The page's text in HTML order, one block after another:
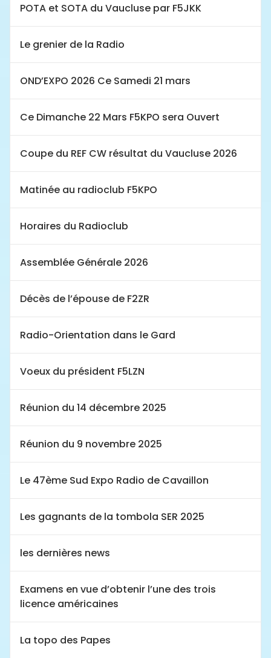
POTA et SOTA du Vaucluse par F5JKK
Le grenier de la Radio
OND’EXPO 2026 Ce Samedi 21 mars
Ce Dimanche 22 Mars F5KPO sera Ouvert
Coupe du REF CW résultat du Vaucluse 2026
Matinée au radioclub F5KPO
Horaires du Radioclub
Assemblée Générale 2026
Décès de l’épouse de F2ZR
Radio-Orientation dans le Gard
Voeux du président F5LZN
Réunion du 14 décembre 2025
Réunion du 9 novembre 2025
Le 47ème Sud Expo Radio de Cavaillon
Les gagnants de la tombola SER 2025
les dernières news
Examens en vue d’obtenir l’une des trois
licence américaines
La topo des Papes